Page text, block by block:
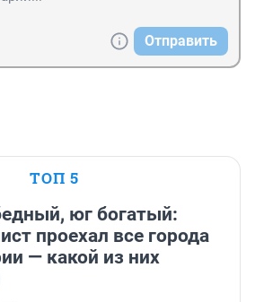
Отправить
ТОП 5
юг богатый:
проехал все города
— какой из них